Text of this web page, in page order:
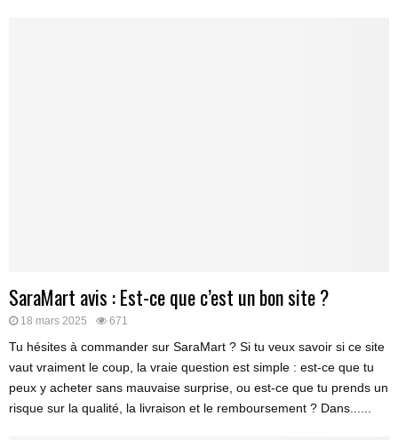
SaraMart avis : Est-ce que c’est un bon site ?
18 mars 2025 671
Tu hésites à commander sur SaraMart ? Si tu veux savoir si ce site
vaut vraiment le coup, la vraie question est simple : est-ce que tu
peux y acheter sans mauvaise surprise, ou est-ce que tu prends un
risque sur la qualité, la livraison et le remboursement ? Dans......